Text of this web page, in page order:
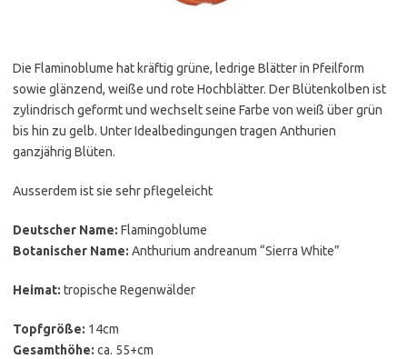
Die Flaminoblume hat kräftig grüne, ledrige Blätter in Pfeilform
sowie glänzend, weiße und rote Hochblätter. Der Blütenkolben ist
zylindrisch geformt und wechselt seine Farbe von weiß über grün
bis hin zu gelb. Unter Idealbedingungen tragen Anthurien
ganzjährig Blüten.
Ausserdem ist sie sehr pflegeleicht
Deutscher Name: Flamingoblume
Botanischer Name: Anthurium andreanum “Sierra White”
Heimat: tropische Regenwälder
Topfgröße: 14cm
Gesamthöhe: ca. 55+cm